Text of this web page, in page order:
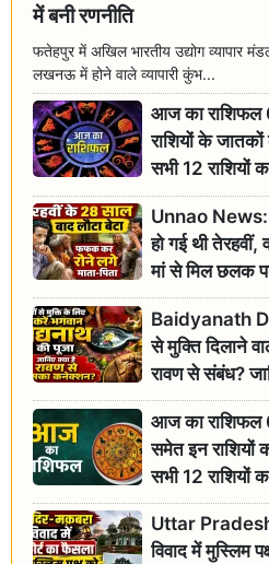
में बनी रणनीति
फतेहपुर में अखिल भारतीय उद्योग व्यापार
लखनऊ में होने वाले व्यापारी कुंभ...
आज का
राशियों के जातकों
सभी 12 राशियों
Unnao News:
हो गई थी
मां से मिल छलक
Baidyanath
से मुक्ति दिलाने
रावण से संबंध?
आज का
समेत इन राशियों
सभी 12 राशियों
Uttar
विवाद में मुस्लिम